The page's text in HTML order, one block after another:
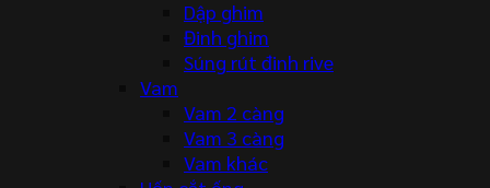
Dập ghim
Đinh ghim
Súng rút đinh rive
Vam
Vam 2 càng
Vam 3 càng
Vam khác